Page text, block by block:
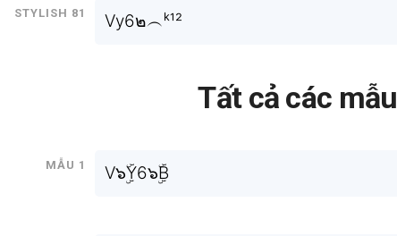
Stylish 81 Vy6๒︵ᵏ¹²
Tất cả các mẫu
Mẫu 1 V๖ۣۜY6๖ۣۜB